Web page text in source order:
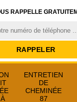
RAPPELLE
ENTRETIEN
DE
CHEMINÉE
87